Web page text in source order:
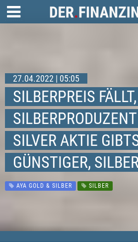
27.04.2022 | 05:05
SILBERPREIS FÄLLT,
SILVER AKTIE
GÜNSTIGER,
AYA GOLD & SILBER SILBER